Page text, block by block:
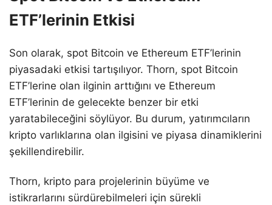
ETF’lerinin Etkisi
Son olarak, spot Bitcoin ve Ethereum ETF’lerinin
piyasadaki etkisi tartışılıyor. Thorn, spot Bitcoin
ETF’lerine olan ilginin arttığını ve Ethereum
ETF’lerinin de gelecekte benzer bir etki
yaratabileceğini söylüyor. Bu durum, yatırımcıların
kripto varlıklarına olan ilgisini ve piyasa dinamiklerini
şekillendirebilir.
Thorn, kripto para projelerinin büyüme ve
istikrarlarını sürdürebilmeleri için sürekli